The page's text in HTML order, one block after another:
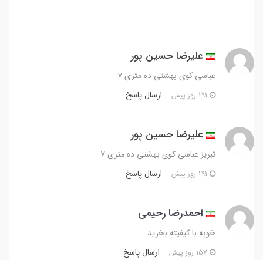
علیرضا حسین پور
عباسی کوی بهشتی ده متری ۷
ارسال پاسخ
علیرضا حسین پور
تبریز عباسی کوی بهشتی ده متری ۷
ارسال پاسخ
احمدرضا رحیمی
خوبه با کیفیته بخرید
ارسال پاسخ